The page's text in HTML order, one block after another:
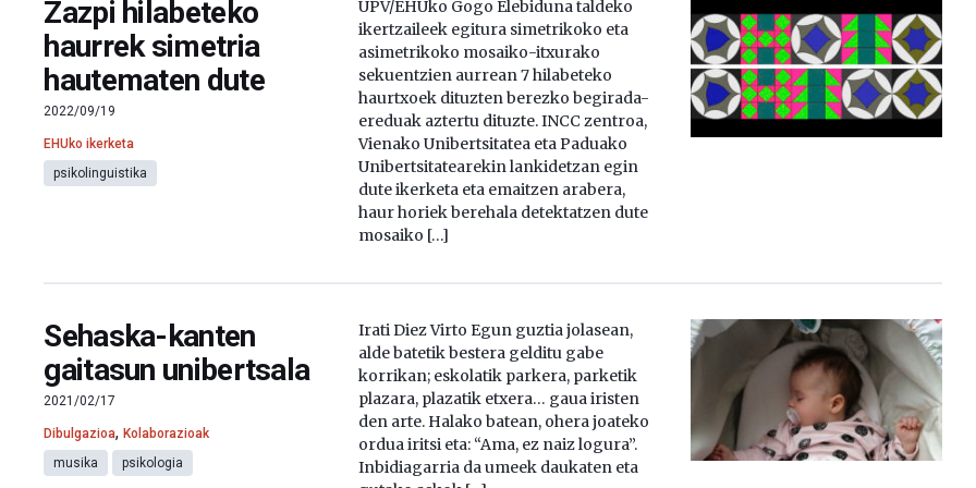
Zazpi hilabeteko
haurrek simetria
hautematen dute
2022/09/19
EHUko ikerketa
psikolinguistika
UPV/EHUko Gogo Elebiduna taldeko
ikertzaileek egitura simetrikoko eta
asimetrikoko mosaiko-itxurako
sekuentzien aurrean 7 hilabeteko
haurtxoek dituzten berezko begirada-
ereduak aztertu dituzte. INCC zentroa,
Vienako Unibertsitatea eta Paduako
Unibertsitatearekin lankidetzan egin
dute ikerketa eta emaitzen arabera,
haur horiek berehala detektatzen dute
mosaiko […]
Sehaska-kanten
gaitasun unibertsala
2021/02/17
Dibulgazioa,Kolaborazioak
musika
psikologia
Irati Diez Virto Egun guztia jolasean,
alde batetik bestera gelditu gabe
korrikan; eskolatik parkera, parketik
plazara, plazatik etxera… gaua iristen
den arte. Halako batean, ohera joateko
ordua iritsi eta: “Ama, ez naiz logura”.
Inbidiagarria da umeek daukaten eta